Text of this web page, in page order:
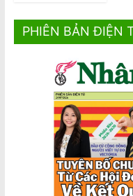
PHIÊN BẢN ĐIỆN